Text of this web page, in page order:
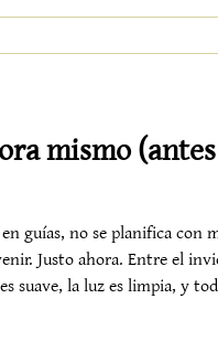
aquí no vienes solo a ver.
mismo
guías, no se planifica con
Justo ahora. Entre el
suave, la luz es limpia, y